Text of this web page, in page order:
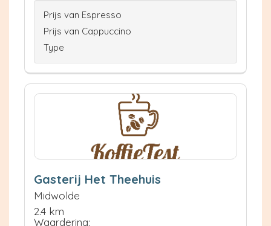
Prijs van Espresso
Prijs van Cappuccino
Type
Gasterij Het Theehuis
Midwolde
2.4 km
Waardering: